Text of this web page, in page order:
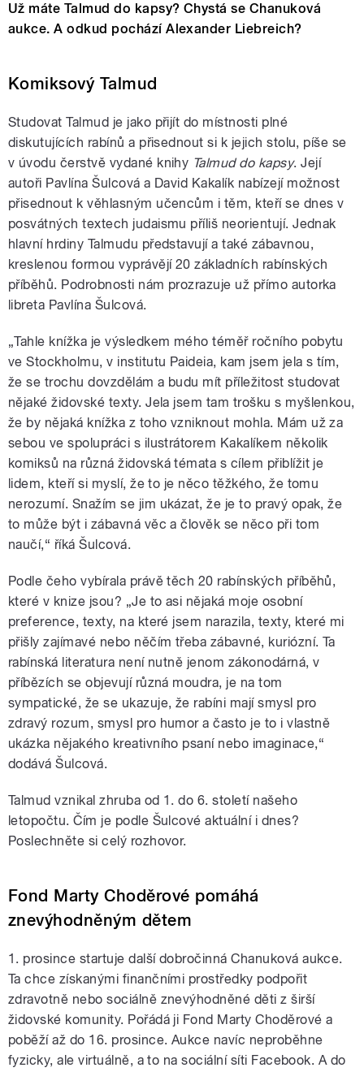
Už máte Talmud do kapsy? Chystá se Chanuková
aukce. A odkud pochází Alexander Liebreich?
Komiksový Talmud
Studovat Talmud je jako přijít do místnosti plné
diskutujících rabínů a přisednout si k jejich stolu, píše se
v úvodu čerstvě vydané knihy Talmud do kapsy. Její
autoři Pavlína Šulcová a David Kakalík nabízejí možnost
přisednout k věhlasným učencům i těm, kteří se dnes v
posvátných textech judaismu příliš neorientují. Jednak
hlavní hrdiny Talmudu představují a také zábavnou,
kreslenou formou vyprávějí 20 základních rabínských
příběhů. Podrobnosti nám prozrazuje už přímo autorka
libreta Pavlína Šulcová.
„Tahle knížka je výsledkem mého téměř ročního pobytu
ve Stockholmu, v institutu Paideia, kam jsem jela s tím,
že se trochu dovzdělám a budu mít příležitost studovat
nějaké židovské texty. Jela jsem tam trošku s myšlenkou,
že by nějaká knížka z toho vzniknout mohla. Mám už za
sebou ve spolupráci s ilustrátorem Kakalíkem několik
komiksů na různá židovská témata s cílem přiblížit je
lidem, kteří si myslí, že to je něco těžkého, že tomu
nerozumí. Snažím se jim ukázat, že je to pravý opak, že
to může být i zábavná věc a člověk se něco při tom
naučí,“ říká Šulcová.
Podle čeho vybírala právě těch 20 rabínských příběhů,
které v knize jsou? „Je to asi nějaká moje osobní
preference, texty, na které jsem narazila, texty, které mi
přišly zajímavé nebo něčím třeba zábavné, kuriózní. Ta
rabínská literatura není nutně jenom zákonodárná, v
příbězích se objevují různá moudra, je na tom
sympatické, že se ukazuje, že rabíni mají smysl pro
zdravý rozum, smysl pro humor a často je to i vlastně
ukázka nějakého kreativního psaní nebo imaginace,“
dodává Šulcová.
Talmud vznikal zhruba od 1. do 6. století našeho
letopočtu. Čím je podle Šulcové aktuální i dnes?
Poslechněte si celý rozhovor.
Fond Marty Choděrové pomáhá
znevýhodněným dětem
1. prosince startuje další dobročinná Chanuková aukce.
Ta chce získanými finančními prostředky podpořit
zdravotně nebo sociálně znevýhodněné děti z širší
židovské komunity. Pořádá ji Fond Marty Choděrové a
poběží až do 16. prosince. Aukce navíc neproběhne
fyzicky, ale virtuálně, a to na sociální síti Facebook. A do